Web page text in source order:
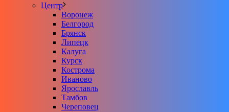
Центр
Воронеж
Белгород
Брянск
Липецк
Калуга
Курск
Кострома
Иваново
Ярославль
Тамбов
Череповец